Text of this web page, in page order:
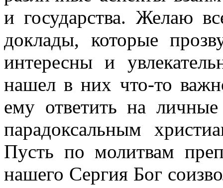
и государства. Желаю
доклады, которые
интересны и
нашел в них что-то
ему ответить на
парадоксальным
Пусть по молитвам
нашего Сергия Бог